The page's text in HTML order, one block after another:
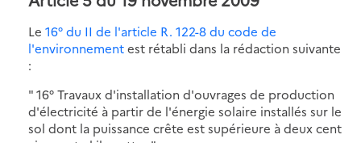
Le 16° du II de l'article R. 122-8 du code de
l'environnementest rétabli dans la rédaction suivante
:
" 16° Travaux d'installation d'ouvrages de production
d'électricité à partir de l'énergie solaire installés sur le
sol dont la puissance crête est supérieure à deux cent